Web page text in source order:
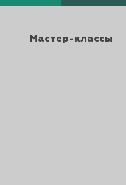
Мастер-классы